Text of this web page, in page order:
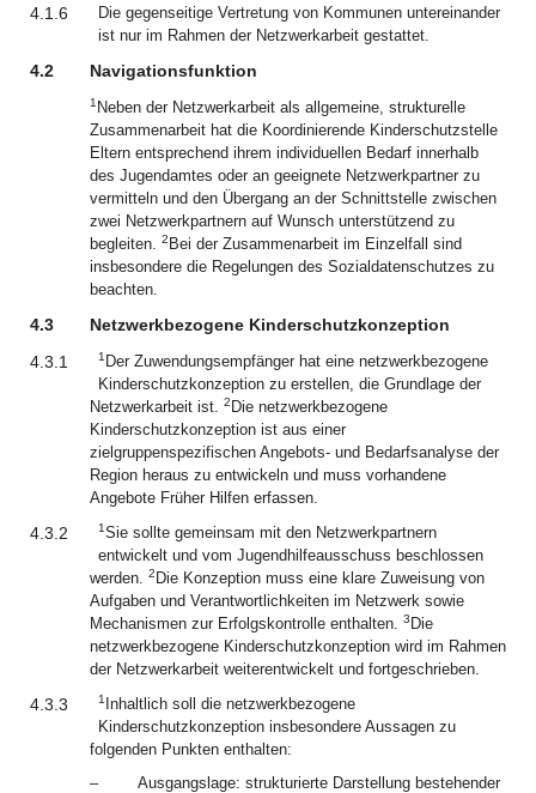
4.1.6
Die gegenseitige Vertretung von Kommunen untereinander
ist nur im Rahmen der Netzwerkarbeit gestattet.
4.2 Navigationsfunktion
1 Neben der Netzwerkarbeit als allgemeine, strukturelle
Zusammenarbeit hat die Koordinierende Kinderschutzstelle
Eltern entsprechend ihrem individuellen Bedarf innerhalb
des Jugendamtes oder an geeignete Netzwerkpartner zu
vermitteln und den Übergang an der Schnittstelle zwischen
zwei Netzwerkpartnern auf Wunsch unterstützend zu
begleiten. 2 Bei der Zusammenarbeit im Einzelfall sind
insbesondere die Regelungen des Sozialdatenschutzes zu
beachten.
4.3
Netzwerkbezogene Kinderschutzkonzeption
4.3.1
1 Der Zuwendungsempfänger hat eine netzwerkbezogene
Kinderschutzkonzeption zu erstellen, die Grundlage der
Netzwerkarbeit ist. 2 Die netzwerkbezogene
Kinderschutzkonzeption ist aus einer
zielgruppenspezifischen Angebots- und Bedarfsanalyse der
Region heraus zu entwickeln und muss vorhandene
Angebote Früher Hilfen erfassen.
4.3.2 1Sie sollte gemeinsam mit den Netzwerkpartnern
entwickelt und vom Jugendhilfeausschuss beschlossen
werden. 2 Die Konzeption muss eine klare Zuweisung von
Aufgaben und Verantwortlichkeiten im Netzwerk sowie
Mechanismen zur Erfolgskontrolle enthalten. 3 Die
netzwerkbezogene Kinderschutzkonzeption wird im Rahmen
der Netzwerkarbeit weiterentwickelt und fortgeschrieben.
4.3.3 1 Inhaltlich soll die netzwerkbezogene
Kinderschutzkonzeption insbesondere Aussagen zu
folgenden Punkten enthalten:
–
Ausgangslage: strukturierte Darstellung bestehender